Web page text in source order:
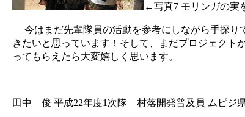
←写真7 モリンガの実
今はまだ先輩隊員の活動を参考にしながら手探り
きたいと思っています！そして、まだプロジェクト
ってもらえたら大変嬉しく思います。
田中 俊 平成22年度1次隊 村落開発普及員 ムピジ